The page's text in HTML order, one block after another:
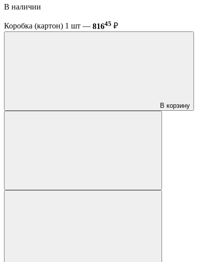
В наличии
Коробка (картон) 1 шт — 81645 ₽
В корзину